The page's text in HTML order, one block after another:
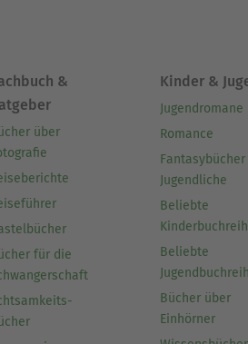
&
über
für die
Kinder &
Jugendromane
Romance
Jugendliche
Beliebte
Beliebte
Bücher über
Einhörner